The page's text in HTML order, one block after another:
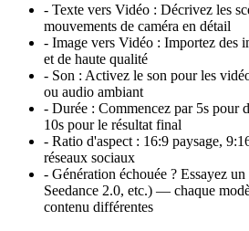
- Texte vers Vidéo : Décrivez les
mouvements de caméra en détail
- Image vers Vidéo : Importez des
et de haute qualité
- Son : Activez le son pour les
ou audio ambiant
- Durée : Commencez par 5s pour
10s pour le résultat final
- Ratio d'aspect : 16:9 paysage,
réseaux sociaux
- Génération échouée ? Essayez
Seedance 2.0, etc.) — chaque
contenu différentes